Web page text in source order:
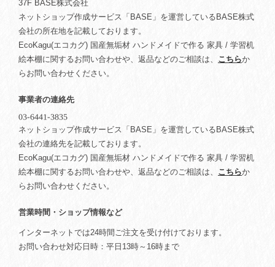
37F BASE株式会社
ネットショップ作成サービス「BASE」を運営しているBASE株式
会社の所在地を記載しております。
EcoKagu(エコカグ) 国産無垢材 ハンドメイドで作る 家具 / 学習机
絵本棚に関するお問い合わせや、返品などのご相談は、 こちらか
らお問い合わせください。
事業者の連絡先
ネットショップ作成サービス「BASE」を運営しているBASE株式
会社の連絡先を記載しております。
EcoKagu(エコカグ) 国産無垢材 ハンドメイドで作る 家具 / 学習机
絵本棚に関するお問い合わせや、返品などのご相談は、 こちらか
らお問い合わせください。
営業時間・ショップ情報など
インターネットでは24時間ご注文を受け付けております。
お問い合わせ対応日時：平日13時～16時まで